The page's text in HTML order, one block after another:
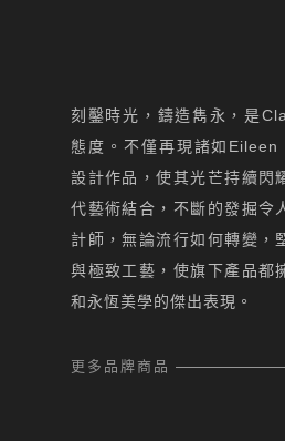
刻鑿時光，鑄造雋永，是
態度。不僅再現諸如Eileen
設計作品，使其光芒持續閃
代藝術結合，不斷的發掘令
計師，無論流行如何轉變，
與極致工藝，使旗下產品都
和永恆美學的傑出表現。
更多品牌商品